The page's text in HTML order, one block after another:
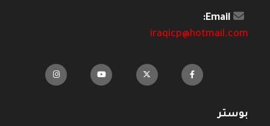
Email:
iraqicp@hotmail.com
بوستر